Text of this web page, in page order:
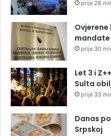
prije 28
mandate
prije 30
Let 3 i
Sulta
prije 33
Danas
Srpskoj